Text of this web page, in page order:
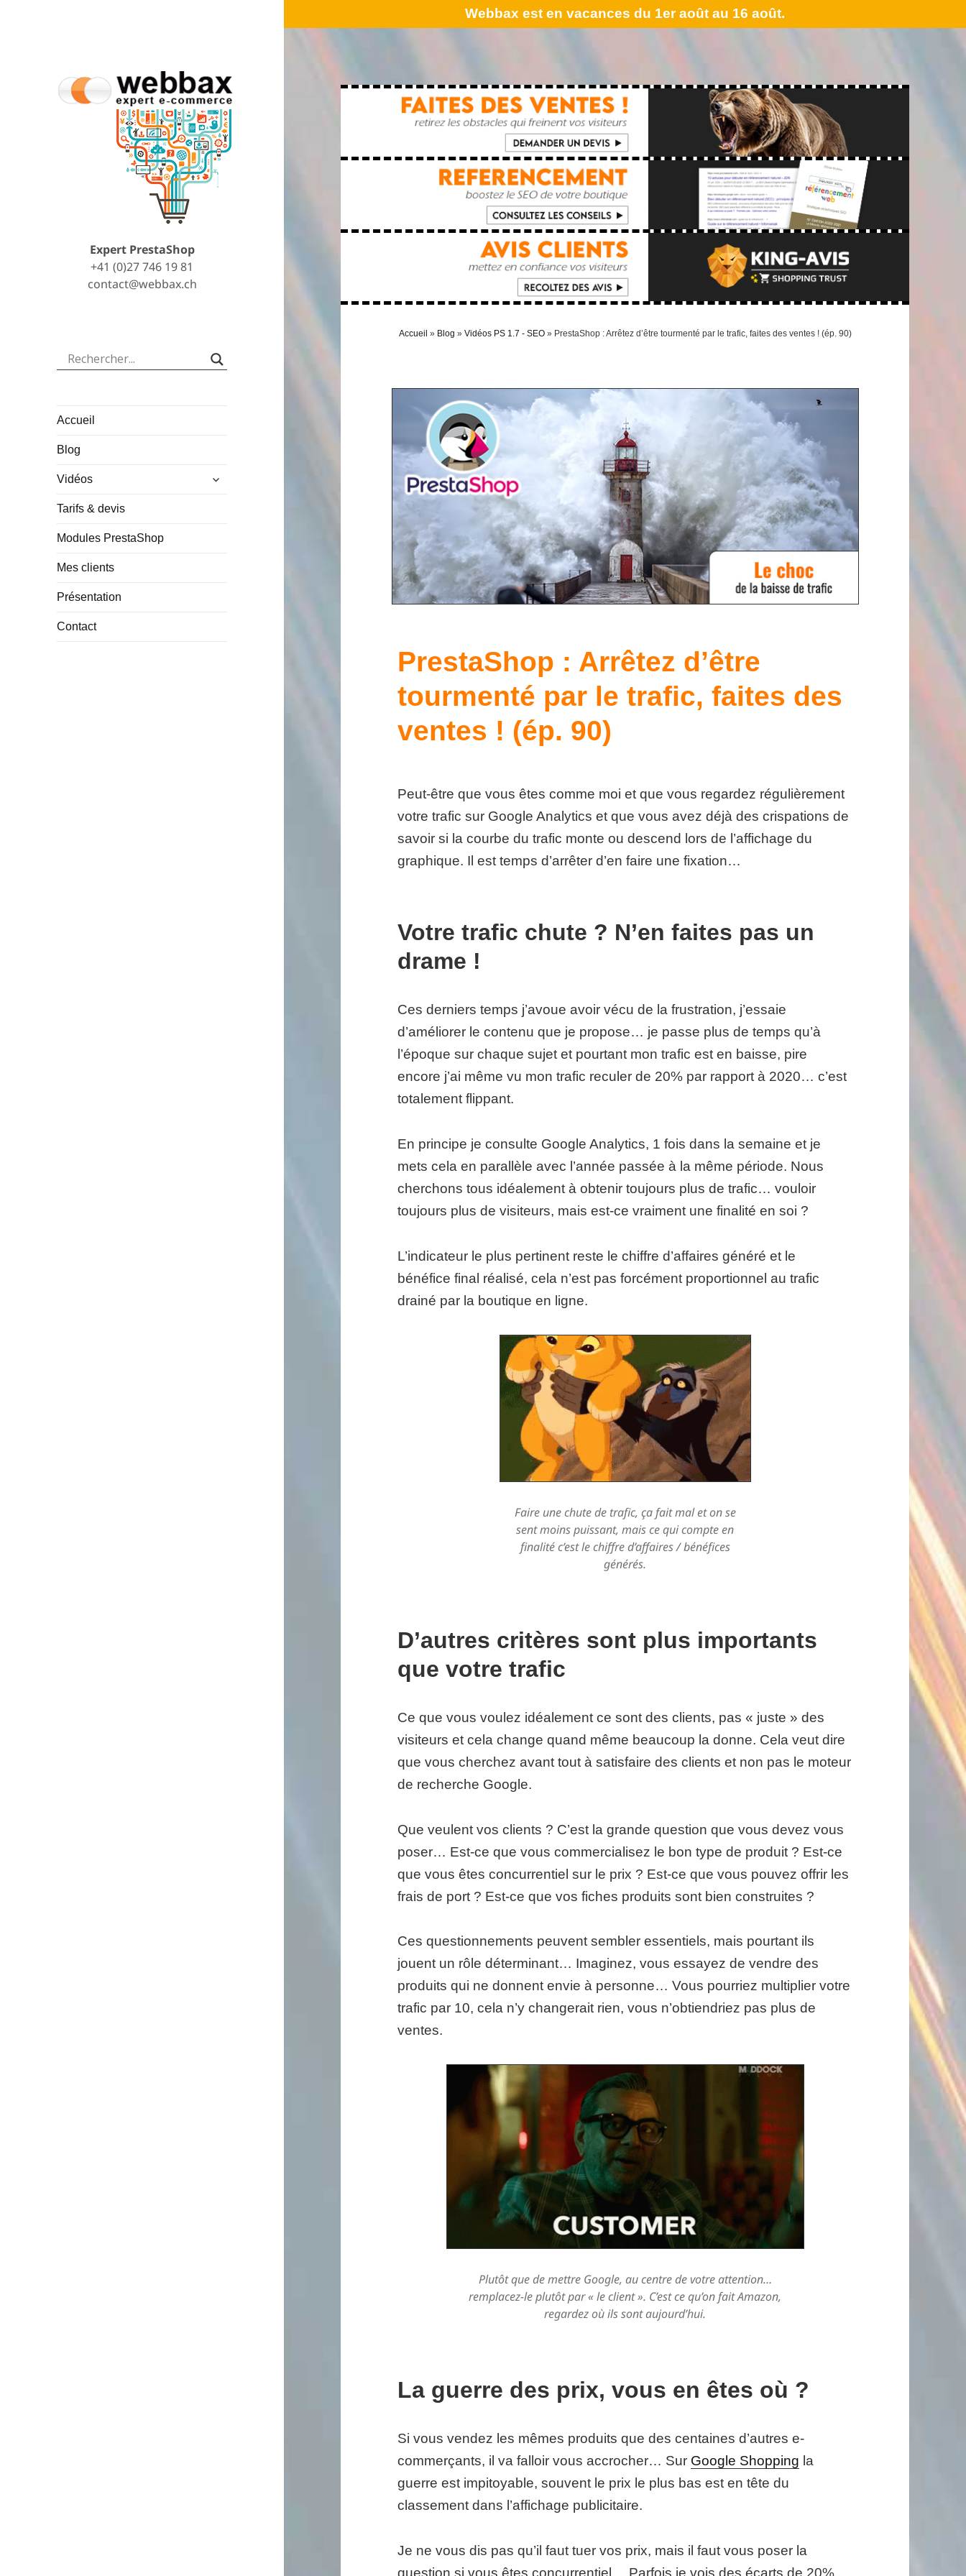
Expert PrestaShop
+41 (0)27 746 19 81
contact@webbax.ch
Accueil
Blog
Vidéos
ouvrir
Tarifs & devis
Modules PrestaShop
Mes clients
Présentation
Contact
Webbax est en vacances du 1er août au 16 août.
Accueil » Blog » Vidéos PS 1.7 - SEO» PrestaShop : Arrêtez d’être tourmenté par le trafic, faites des ventes ! (ép. 90)
PrestaShop : Arrêtez d’être
tourmenté par le trafic, faites des
ventes ! (ép. 90)
Peut-être que vous êtes comme moi et que vous regardez régulièrement
votre trafic sur Google Analytics et que vous avez déjà des crispations de
savoir si la courbe du trafic monte ou descend lors de l’affichage du
graphique. Il est temps d’arrêter d’en faire une fixation…
Votre trafic chute ? N’en faites pas un
drame !
Ces derniers temps j’avoue avoir vécu de la frustration, j’essaie
d’améliorer le contenu que je propose… je passe plus de temps qu’à
l’époque sur chaque sujet et pourtant mon trafic est en baisse, pire
encore j’ai même vu mon trafic reculer de 20% par rapport à 2020… c’est
totalement flippant.
En principe je consulte Google Analytics, 1 fois dans la semaine et je
mets cela en parallèle avec l’année passée à la même période. Nous
cherchons tous idéalement à obtenir toujours plus de trafic… vouloir
toujours plus de visiteurs, mais est-ce vraiment une finalité en soi ?
L’indicateur le plus pertinent reste le chiffre d’affaires généré et le
bénéfice final réalisé, cela n’est pas forcément proportionnel au trafic
drainé par la boutique en ligne.
Faire une chute de trafic, ça fait mal et on se
sent moins puissant, mais ce qui compte en
finalité c’est le chiffre d’affaires / bénéfices
générés.
D’autres critères sont plus importants
que votre trafic
Ce que vous voulez idéalement ce sont des clients, pas « juste » des
visiteurs et cela change quand même beaucoup la donne. Cela veut dire
que vous cherchez avant tout à satisfaire des clients et non pas le moteur
de recherche Google.
Que veulent vos clients ? C’est la grande question que vous devez vous
poser… Est-ce que vous commercialisez le bon type de produit ? Est-ce
que vous êtes concurrentiel sur le prix ? Est-ce que vous pouvez offrir les
frais de port ? Est-ce que vos fiches produits sont bien construites ?
Ces questionnements peuvent sembler essentiels, mais pourtant ils
jouent un rôle déterminant… Imaginez, vous essayez de vendre des
produits qui ne donnent envie à personne… Vous pourriez multiplier votre
trafic par 10, cela n’y changerait rien, vous n’obtiendriez pas plus de
ventes.
Plutôt que de mettre Google, au centre de votre attention…
remplacez-le plutôt par « le client ». C’est ce qu’on fait Amazon,
regardez où ils sont aujourd’hui.
La guerre des prix, vous en êtes où ?
Si vous vendez les mêmes produits que des centaines d’autres e-
commerçants, il va falloir vous accrocher… Sur Google Shopping la
guerre est impitoyable, souvent le prix le plus bas est en tête du
classement dans l’affichage publicitaire.
Je ne vous dis pas qu’il faut tuer vos prix, mais il faut vous poser la